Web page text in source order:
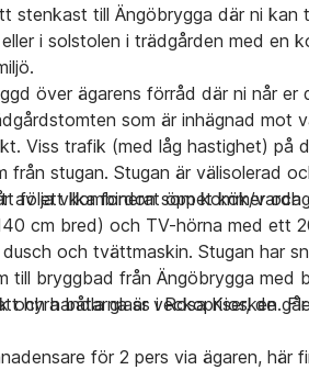
stenkast till Ängöbrygga där ni
i solstolen i trädgården med en
över ägarens förråd där ni når
som är inhägnad mot
Viss trafik (med låg hastighet) på
från stugan. Stugan är välisolerad
följa vilka fordon som kommer
av ett kombinerat öppet kök/
cm bred) och TV-hörna med ett
dusch och tvättmaskin. Stugan har
till bryggbad från Ängöbrygga med
och handla glass i Rosa Kiosken.
hyra båtarna är veckopriser, de
för 2 pers via ägaren,